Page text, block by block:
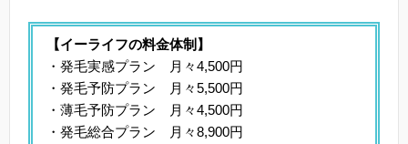
【イーライフの料金体制】
・発毛実感プラン 月々4,500円
・発毛予防プラン 月々5,500円
・薄毛予防プラン 月々4,500円
・発毛総合プラン 月々8,900円